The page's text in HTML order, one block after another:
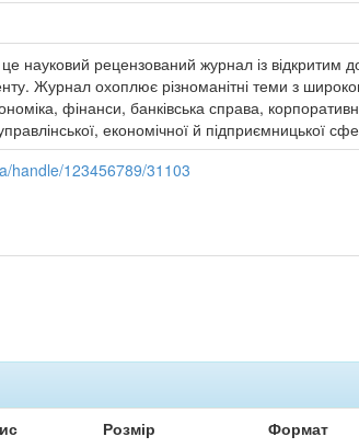
науковий рецензований журнал із відкритим
Журнал охоплює різноманітні теми з
фінанси, банківська справа,
економічної й підприємницької
handle/123456789/31103
Розмір Формат